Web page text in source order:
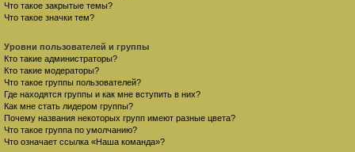
Что такое закрытые темы?
Что такое значки тем?
Уровни пользователей и группы
Кто такие администраторы?
Кто такие модераторы?
Что такое группы пользователей?
Где находятся группы и как мне вступить в них?
Как мне стать лидером группы?
Почему названия некоторых групп имеют разные цвета?
Что такое группа по умолчанию?
Что означает ссылка «Наша команда»?